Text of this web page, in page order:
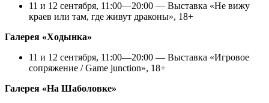
11 и 12 сентября, 11:00—20:00 — Выставка «Не вижу
краев или там, где живут драконы», 18+
Галерея «Ходынка»
11 и 12 сентября, 11:00—20:00 — Выставка «Игровое
сопряжение / Game junction», 18+
Галерея «На Шаболовке»